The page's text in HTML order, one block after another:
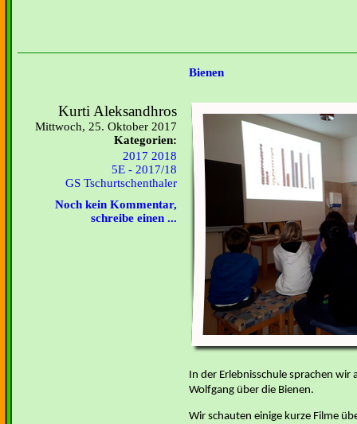
Bienen
Kurti Aleksandhros
Mittwoch, 25. Oktober 2017
Kategorien:
2017 2018
5E - 2017/18
GS Tschurtschenthaler
Noch kein Kommentar,
schreibe einen ...
In der Erlebnisschule sprachen
Wolfgang über die Bienen.
Wir schauten einige kurze Filme